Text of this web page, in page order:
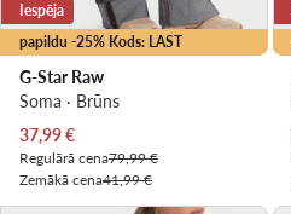
papildu -25% Kods: LAST
Iespēja
G-Star Raw
Soma · Brūns
Pašreizējā cena
37,99€
Regulārā cena79,99 €
Zemākā cena41,99 €